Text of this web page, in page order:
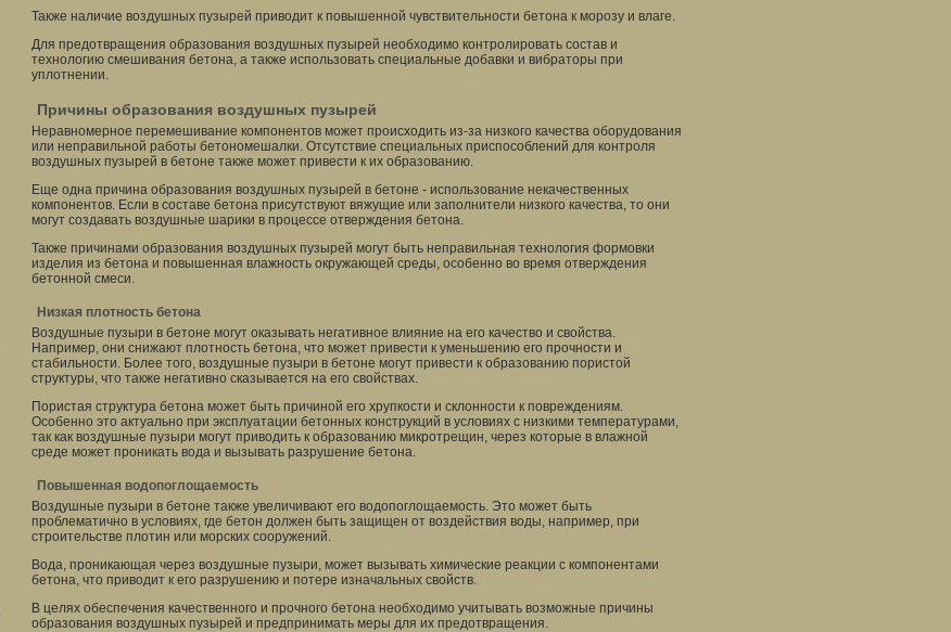
Также наличие воздушных пузырей приводит к повышенной чувствительности бетона к морозу и влаге.
Для предотвращения образования воздушных пузырей необходимо контролировать состав и
технологию смешивания бетона, а также использовать специальные добавки и вибраторы при
уплотнении.
Причины образования воздушных пузырей
Неравномерное перемешивание компонентов может происходить из-за низкого качества оборудования
или неправильной работы бетономешалки. Отсутствие специальных приспособлений для контроля
воздушных пузырей в бетоне также может привести к их образованию.
Еще одна причина образования воздушных пузырей в бетоне - использование некачественных
компонентов. Если в составе бетона присутствуют вяжущие или заполнители низкого качества, то они
могут создавать воздушные шарики в процессе отверждения бетона.
Также причинами образования воздушных пузырей могут быть неправильная технология формовки
изделия из бетона и повышенная влажность окружающей среды, особенно во время отверждения
бетонной смеси.
Низкая плотность бетона
Воздушные пузыри в бетоне могут оказывать негативное влияние на его качество и свойства.
Например, они снижают плотность бетона, что может привести к уменьшению его прочности и
стабильности. Более того, воздушные пузыри в бетоне могут привести к образованию пористой
структуры, что также негативно сказывается на его свойствах.
Пористая структура бетона может быть причиной его хрупкости и склонности к повреждениям.
Особенно это актуально при эксплуатации бетонных конструкций в условиях с низкими температурами,
так как воздушные пузыри могут приводить к образованию микротрещин, через которые в влажной
среде может проникать вода и вызывать разрушение бетона.
Повышенная водопоглощаемость
Воздушные пузыри в бетоне также увеличивают его водопоглощаемость. Это может быть
проблематично в условиях, где бетон должен быть защищен от воздействия воды, например, при
строительстве плотин или морских сооружений.
Вода, проникающая через воздушные пузыри, может вызывать химические реакции с компонентами
бетона, что приводит к его разрушению и потере изначальных свойств.
В целях обеспечения качественного и прочного бетона необходимо учитывать возможные причины
образования воздушных пузырей и предпринимать меры для их предотвращения.